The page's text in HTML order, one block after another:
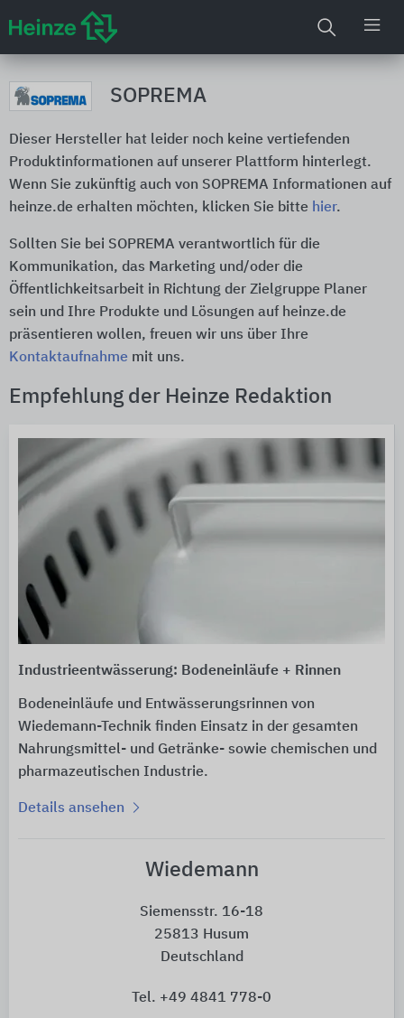
SOPREMA
Dieser Hersteller hat leider noch keine vertiefenden
Produktinformationen auf unserer Plattform hinterlegt.
Wenn Sie zukünftig auch von SOPREMA Informationen auf
heinze.de erhalten möchten, klicken Sie bitte hier.
Sollten Sie bei SOPREMA verantwortlich für die
Kommunikation, das Marketing und/oder die
Öffentlichkeitsarbeit in Richtung der Zielgruppe Planer
sein und Ihre Produkte und Lösungen auf heinze.de
präsentieren wollen, freuen wir uns über Ihre
Kontaktaufnahme mit uns.
Empfehlung der Heinze Redaktion
Industrieentwässerung: Bodeneinläufe + Rinnen
Bodeneinläufe und Entwässerungsrinnen von
Wiedemann-Technik finden Einsatz in der gesamten
Nahrungsmittel- und Getränke- sowie chemischen und
pharmazeutischen Industrie.
Details ansehen
Wiedemann
Siemensstr. 16-18
25813 Husum
Deutschland
Tel. +49 4841 778-0